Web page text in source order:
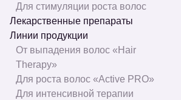
Для стимуляции роста волос
Лекарственные препараты
Линии продукции
От выпадения волос «Hair
Therapy»
Для роста волос «Active PRO»
Для интенсивной терапии